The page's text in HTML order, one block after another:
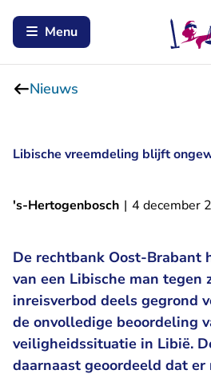
Menu
Nieuws
Libische vreemdeling blijft
's-Hertogenbosch | 4 december
De rechtbank Oost-Brabant
van een Libische man tegen
inreisverbod deels gegrond
de onvolledige beoordeling
veiligheidssituatie in Libië.
daarnaast geoordeeld dat